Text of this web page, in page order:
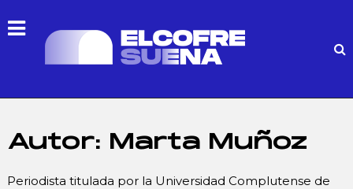
Autor: Marta Muñoz
Periodista titulada por la Universidad Complutense de